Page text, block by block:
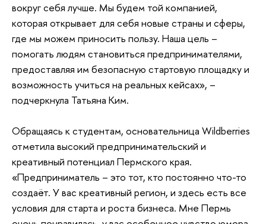
вокруг себя лучше. Мы будем той компанией,
которая открывает для себя новые страны и сферы,
где мы можем приносить пользу. Наша цель –
помогать людям становиться предпринимателями,
предоставляя им безопасную стартовую площадку и
возможность учиться на реальных кейсах», –
подчеркнула Татьяна Ким.
Обращаясь к студентам, основательница Wildberries
отметила высокий предпринимательский и
креативный потенциал Пермского края.
«Предприниматель – это тот, кто постоянно что-то
создаёт. У вас креативный регион, и здесь есть все
условия для старта и роста бизнеса. Мне Пермь